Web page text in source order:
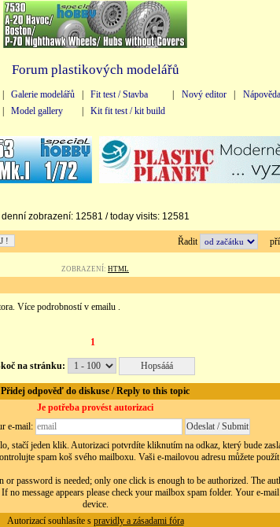
Forum plastikových modelářů
Galerie modelářů Fit test / Stavba Nový editor
Nápověda
Model gallery Kit fit test / kit build
denní zobrazení: 12581 / today visits: 12581
Řadit
ZOBRAZENÍ: HTML
Více podrobností v emailu .
1
na stránku:
Přidej odpověď do diskuse / Reply to this topic
Je potřeba provést autorizaci
e-mail:
stačí jeden klik. Autorizaci potvrdíte kliknutím na odkaz, který bude
spam koš svého mailboxu. Vaši e-mailovou adresu můžete
password is needed; only one click is enough to be authorized. The
message appears please check your mailbox spam folder. Your e-
device.
Autorizací souhlasíte s pravidly a zásadami fóra